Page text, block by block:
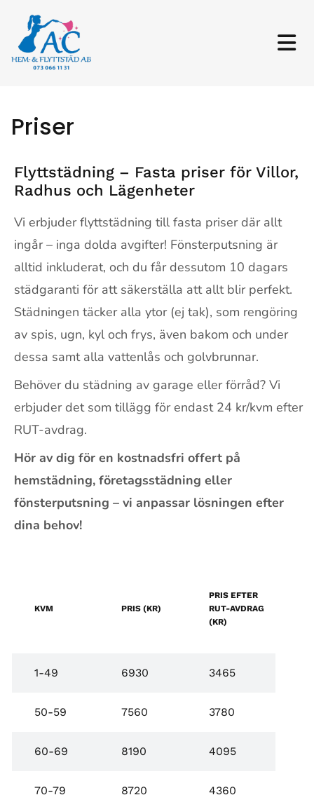
Priser
Flyttstädning – Fasta priser för Villor,
Radhus och Lägenheter
Vi erbjuder flyttstädning till fasta priser där allt
ingår – inga dolda avgifter! Fönsterputsning är
alltid inkluderat, och du får dessutom 10 dagars
städgaranti för att säkerställa att allt blir perfekt.
Städningen täcker alla ytor (ej tak), som rengöring
av spis, ugn, kyl och frys, även bakom och under
dessa samt alla vattenlås och golvbrunnar.
Behöver du städning av garage eller förråd? Vi
erbjuder det som tillägg för endast 24 kr/kvm efter
RUT-avdrag.
Hör av dig för en kostnadsfri offert på
hemstädning, företagsstädning eller
fönsterputsning – vi anpassar lösningen efter
dina behov!
KVM PRIS (KR)
PRIS EFTER
RUT-AVDRAG
(KR)
1-49 6930 3465
50-59 7560 3780
60-69 8190 4095
70-79 8720 4360